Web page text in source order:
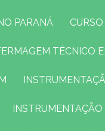
PARANÁ
TÉCNICO